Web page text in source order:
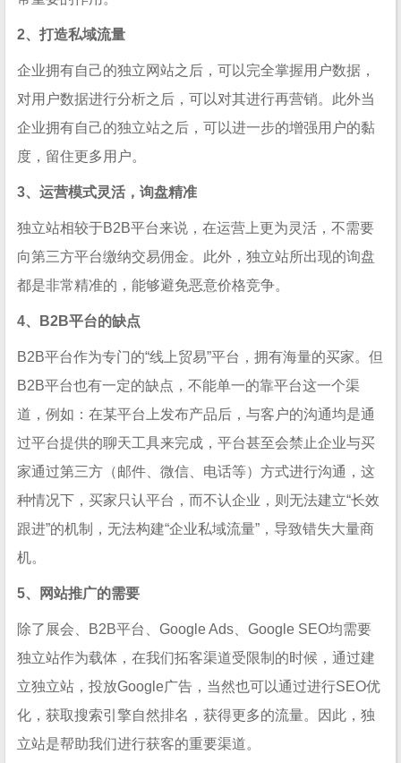
2、打造私域流量
企业拥有自己的独立网站之后，可以完全掌握用户数据，
对用户数据进行分析之后，可以对其进行再营销。此外当
企业拥有自己的独立站之后，可以进一步的增强用户的黏
度，留住更多用户。
3、运营模式灵活，询盘精准
独立站相较于B2B平台来说，在运营上更为灵活，不需要
向第三方平台缴纳交易佣金。此外，独立站所出现的询盘
都是非常精准的，能够避免恶意价格竞争。
4、B2B平台的缺点
B2B平台作为专门的“线上贸易”平台，拥有海量的买家。但
B2B平台也有一定的缺点，不能单一的靠平台这一个渠
道，例如：在某平台上发布产品后，与客户的沟通均是通
过平台提供的聊天工具来完成，平台甚至会禁止企业与买
家通过第三方（邮件、微信、电话等）方式进行沟通，这
种情况下，买家只认平台，而不认企业，则无法建立“长效
跟进”的机制，无法构建“企业私域流量”，导致错失大量商
机。
5、网站推广的需要
除了展会、B2B平台、Google Ads、Google SEO均需要
独立站作为载体，在我们拓客渠道受限制的时候，通过建
立独立站，投放Google广告，当然也可以通过进行SEO优
化，获取搜索引擎自然排名，获得更多的流量。因此，独
立站是帮助我们进行获客的重要渠道。